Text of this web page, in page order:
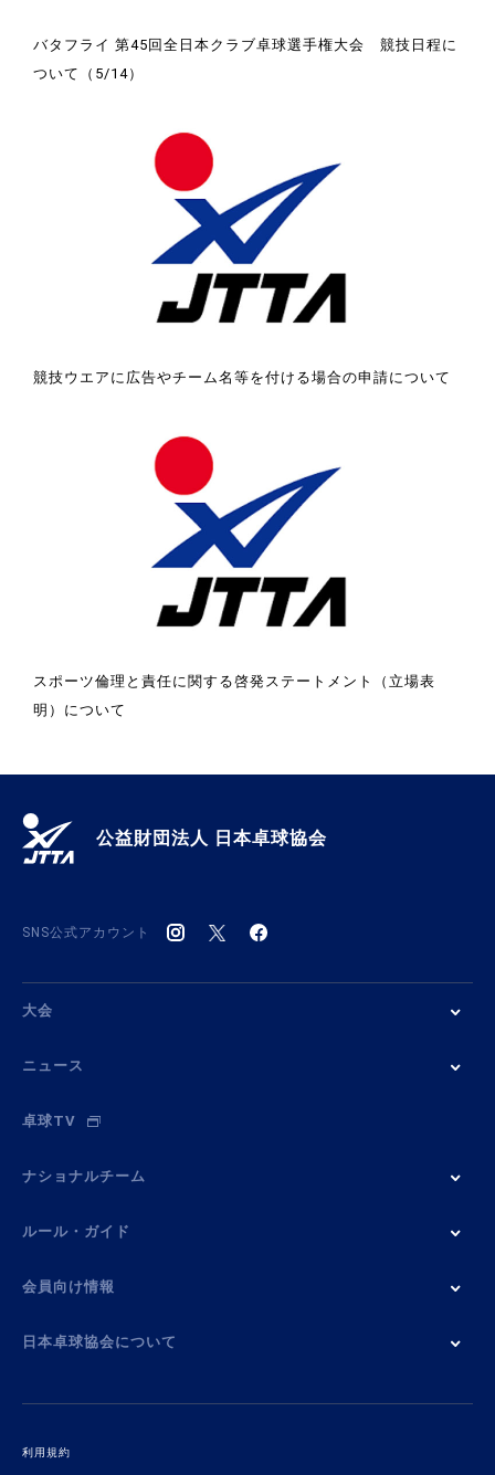
バタフライ 第45回全日本クラブ卓球選手権大会 競技日程に
ついて（5/14）
競技ウエアに広告やチーム名等を付ける場合の申請について
スポーツ倫理と責任に関する啓発ステートメント（立場表
明）について
公益財団法人 日本卓球協会
SNS公式アカウント
大会
ニュース
卓球TV
ナショナルチーム
ルール・ガイド
会員向け情報
日本卓球協会について
利用規約